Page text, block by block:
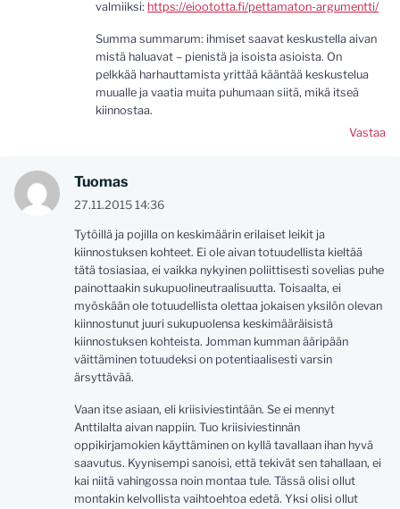
valmiiksi: https://eioototta.fi/pettamaton-argumentti/
Summa summarum: ihmiset saavat keskustella aivan
mistä haluavat – pienistä ja isoista asioista. On
pelkkää harhauttamista yrittää kääntää keskustelua
muualle ja vaatia muita puhumaan siitä, mikä itseä
kiinnostaa.
Vastaa
Tuomas
27.11.2015 14:36
Tytöillä ja pojilla on keskimäärin erilaiset leikit ja
kiinnostuksen kohteet. Ei ole aivan totuudellista kieltää
tätä tosiasiaa, ei vaikka nykyinen poliittisesti sovelias puhe
painottaakin sukupuolineutraalisuutta. Toisaalta, ei
myöskään ole totuudellista olettaa jokaisen yksilön olevan
kiinnostunut juuri sukupuolensa keskimääräisistä
kiinnostuksen kohteista. Jomman kumman ääripään
väittäminen totuudeksi on potentiaalisesti varsin
ärsyttävää.
Vaan itse asiaan, eli kriisiviestintään. Se ei mennyt
Anttilalta aivan nappiin. Tuo kriisiviestinnän
oppikirjamokien käyttäminen on kyllä tavallaan ihan hyvä
saavutus. Kyynisempi sanoisi, että tekivät sen tahallaan, ei
kai niitä vahingossa noin montaa tule. Tässä olisi ollut
montakin kelvollista vaihtoehtoa edetä. Yksi olisi ollut